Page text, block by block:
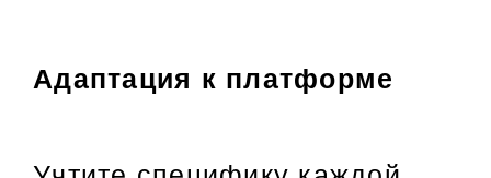
Адаптация к платформе